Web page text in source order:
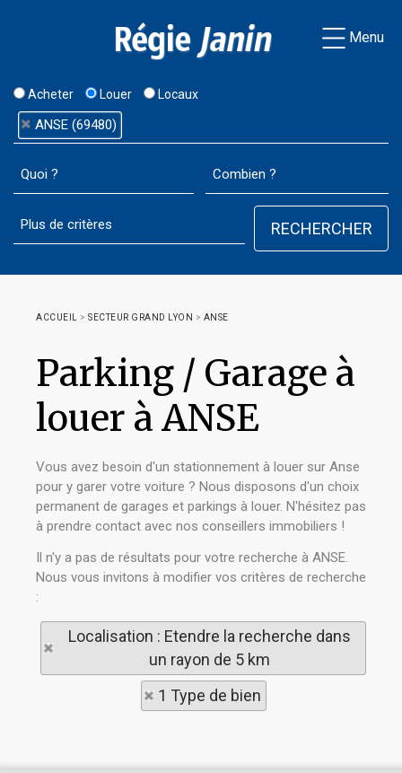
Menu
Acheter Louer Locaux
ANSE (69480)
ACCUEIL > SECTEUR GRAND LYON > ANSE
Parking / Garage à
louer à ANSE
Vous avez besoin d'un stationnement à louer sur Anse
pour y garer votre voiture ? Nous disposons d'un choix
permanent de garages et parkings à louer. N'hésitez pas
à prendre contact avec nos conseillers immobiliers !
Il n'y a pas de résultats pour votre recherche à ANSE.
Nous vous invitons à modifier vos critères de recherche
:
Localisation : Etendre la recherche dans
un rayon de 5 km
1 Type de bien